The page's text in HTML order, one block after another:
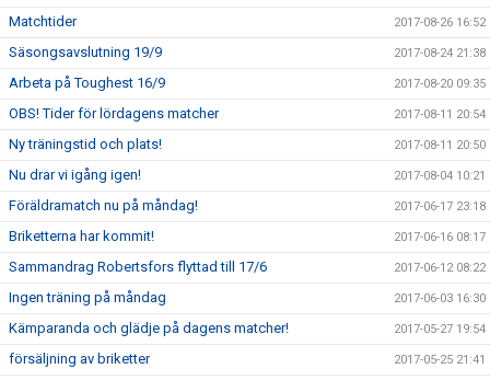
Matchtider 2017-08-26 16:52
Säsongsavslutning 19/9 2017-08-24 21:38
Arbeta på Toughest 16/9 2017-08-20 09:35
OBS! Tider för lördagens matcher 2017-08-11 20:54
Ny träningstid och plats! 2017-08-11 20:50
Nu drar vi igång igen! 2017-08-04 10:21
Föräldramatch nu på måndag! 2017-06-17 23:18
Briketterna har kommit! 2017-06-16 08:17
Sammandrag Robertsfors flyttad till 17/6 2017-06-12 08:22
Ingen träning på måndag 2017-06-03 16:30
Kämparanda och glädje på dagens matcher! 2017-05-27 19:54
försäljning av briketter 2017-05-25 21:41